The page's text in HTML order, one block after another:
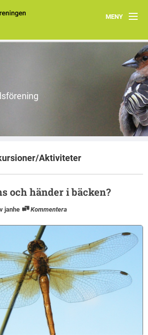
MENY
Hem
Om ÖN
Aktiviteter
ÖN tycker
Natur- och miljöorganisationer på Öland
Aktiviteter
och händer i bäcken?
janhe Kommentera